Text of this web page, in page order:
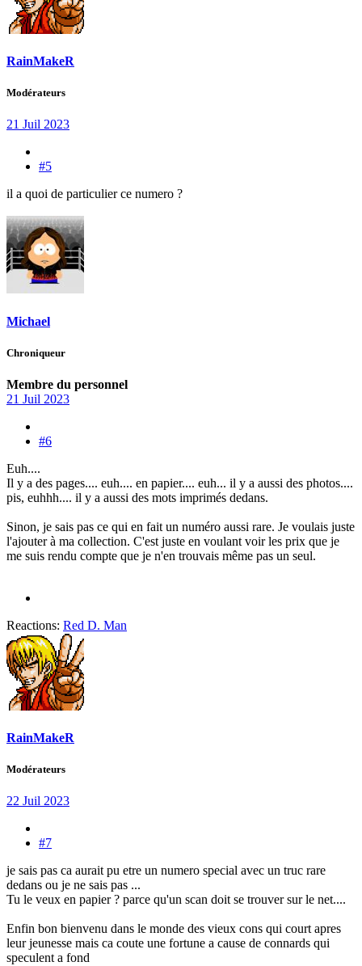
RainMakeR
Modérateurs
21 Juil 2023
#5
il a quoi de particulier ce numero ?
Michael
Chroniqueur
Membre du personnel
21 Juil 2023
#6
Euh....
Il y a des pages.... euh.... en papier.... euh... il y a aussi des photos....
pis, euhhh.... il y a aussi des mots imprimés dedans.
Sinon, je sais pas ce qui en fait un numéro aussi rare. Je voulais juste
l'ajouter à ma collection. C'est juste en voulant voir les prix que je
me suis rendu compte que je n'en trouvais même pas un seul.
Reactions: Red D. Man
RainMakeR
Modérateurs
22 Juil 2023
#7
je sais pas ca aurait pu etre un numero special avec un truc rare
dedans ou je ne sais pas ...
Tu le veux en papier ? parce qu'un scan doit se trouver sur le net....
Enfin bon bienvenu dans le monde des vieux cons qui court apres
leur jeunesse mais ca coute une fortune a cause de connards qui
speculent a fond